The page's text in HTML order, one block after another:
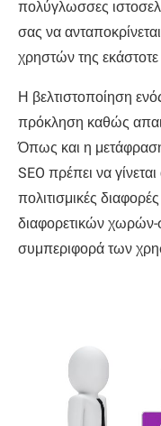
πολύγλωσσες
σας να
χρηστών της
Η βελτιστοποίηση
πρόκληση καθώς
Όπως και η
SEO πρέπει να
πολιτισμικές
διαφορετικών χωρών-
συμπεριφορά των